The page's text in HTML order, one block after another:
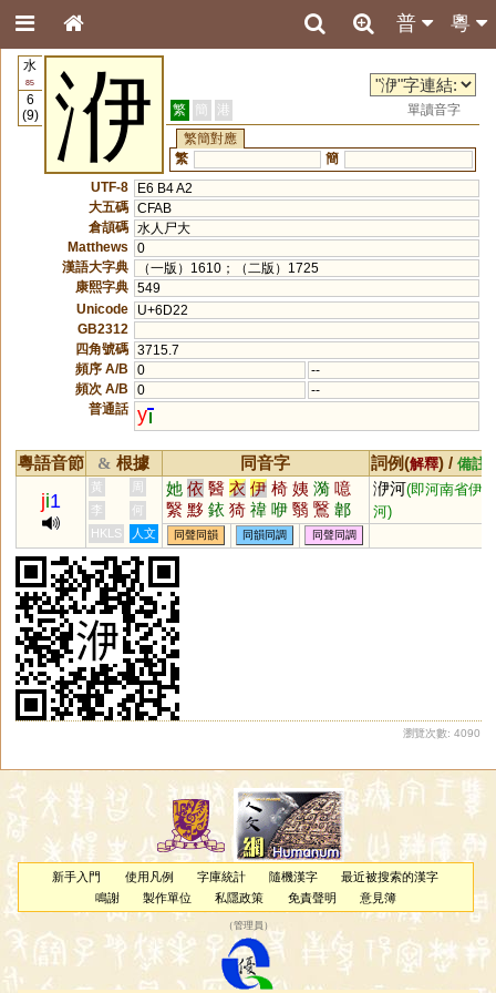
粵
普
水
85
6
(9)
洢 繁 簡 港
單讀音字
繁簡對應
繁
簡
UTF-8
E6 B4 A2
大五碼 CFAB
倉頡碼 水人尸大
Matthews
0
漢語大字典
（一版）1610；（二版）1725
康熙字典 549
Unicode
U+6D22
GB2312
四角號碼 3715.7
頻序 A/B
0
--
頻次 A/B
0
--
普通話 y
粵語音節 & 根據 同音字 詞例(解釋) / 備註
ji1
黃 周 她 依 醫 衣 伊 椅 姨 漪 噫
繄 黟 銥 猗 禕 咿 翳 鷖 郼
稦 檹 黳 毉 瑿 嫛 蛜 欹
洢河(即河南省伊
河)
李
何
HKLS
人文 同聲同韻 同韻同調 同聲同調
瀏覽次數: 4090
新手入門 使用凡例 字庫統計 隨機漢字
最近被搜索的漢字
鳴謝
製作單位 私隱政策 免責聲明 意見簿
（管理員 ）